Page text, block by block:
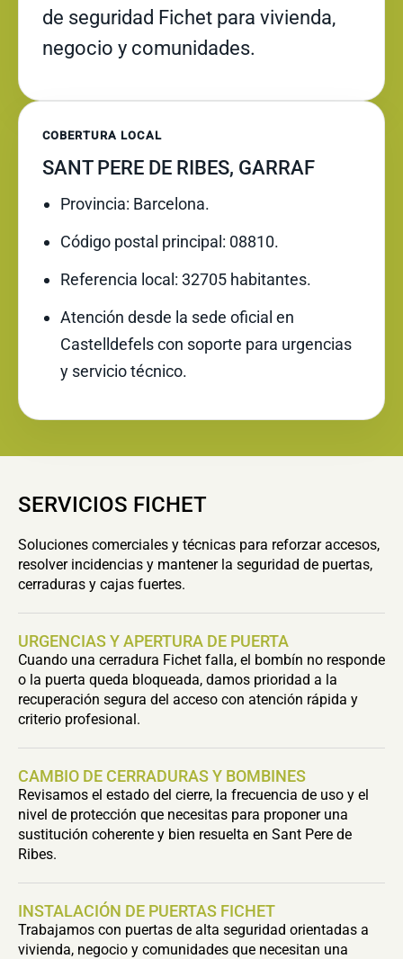
de seguridad Fichet para vivienda,
negocio y comunidades.
COBERTURA LOCAL
SANT PERE DE RIBES, GARRAF
Provincia: Barcelona.
Código postal principal: 08810.
Referencia local: 32705 habitantes.
Atención desde la sede oficial en
Castelldefels con soporte para urgencias
y servicio técnico.
SERVICIOS FICHET
Soluciones comerciales y técnicas para reforzar accesos,
resolver incidencias y mantener la seguridad de puertas,
cerraduras y cajas fuertes.
URGENCIAS Y APERTURA DE PUERTA
Cuando una cerradura Fichet falla, el bombín no responde
o la puerta queda bloqueada, damos prioridad a la
recuperación segura del acceso con atención rápida y
criterio profesional.
CAMBIO DE CERRADURAS Y BOMBINES
Revisamos el estado del cierre, la frecuencia de uso y el
nivel de protección que necesitas para proponer una
sustitución coherente y bien resuelta en Sant Pere de
Ribes.
INSTALACIÓN DE PUERTAS FICHET
Trabajamos con puertas de alta seguridad orientadas a
vivienda, negocio y comunidades que necesitan una